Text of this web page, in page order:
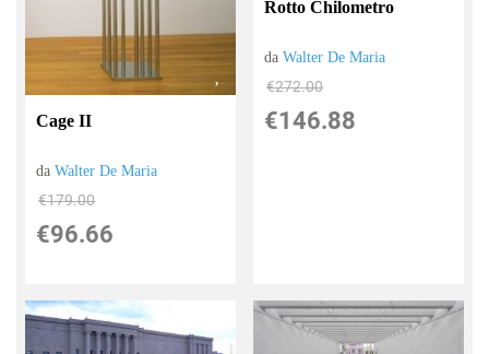
Cage II
daWalter De Maria
€179.00
€96.66
Rotto Chilometro
daWalter De Maria
€272.00
€146.88